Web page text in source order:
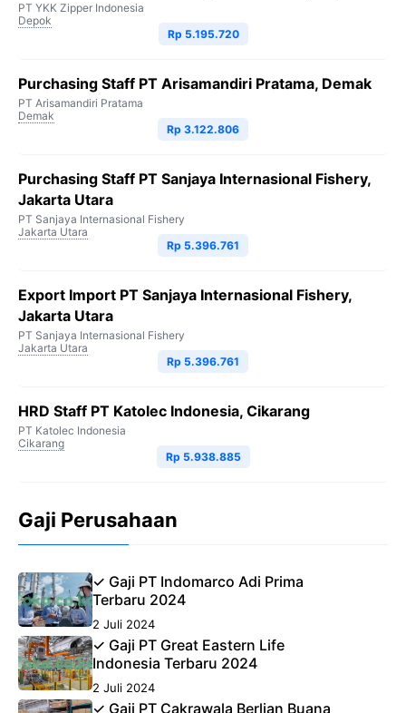
PT YKK Zipper Indonesia
Depok
Rp 5.195.720
Purchasing Staff PT Arisamandiri Pratama, Demak
PT Arisamandiri Pratama
Demak
Rp 3.122.806
Purchasing Staff PT Sanjaya Internasional Fishery,
Jakarta Utara
PT Sanjaya Internasional Fishery
Jakarta Utara
Rp 5.396.761
Export Import PT Sanjaya Internasional Fishery,
Jakarta Utara
PT Sanjaya Internasional Fishery
Jakarta Utara
Rp 5.396.761
HRD Staff PT Katolec Indonesia, Cikarang
PT Katolec Indonesia
Cikarang
Rp 5.938.885
Gaji Perusahaan
✓ Gaji PT Indomarco Adi Prima
Terbaru 2024
2 Juli 2024
✓ Gaji PT Great Eastern Life
Indonesia Terbaru 2024
2 Juli 2024
✓ Gaji PT Cakrawala Berlian Buana